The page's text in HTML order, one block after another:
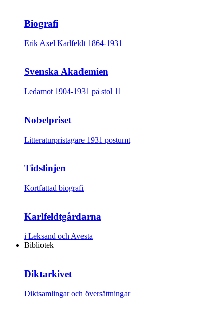
Biografi
Erik Axel Karlfeldt 1864-1931
Svenska Akademien
Ledamot 1904-1931 på stol 11
Nobelpriset
Litteraturpristagare 1931 postumt
Tidslinjen
Kortfattad biografi
Karlfeldtgårdarna
i Leksand och Avesta
Bibliotek
Diktarkivet
Diktsamlingar och översättningar